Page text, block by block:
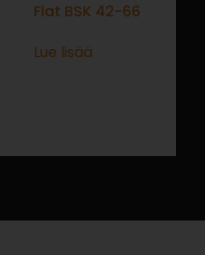
Flat BSK 42-66
Lue lisää